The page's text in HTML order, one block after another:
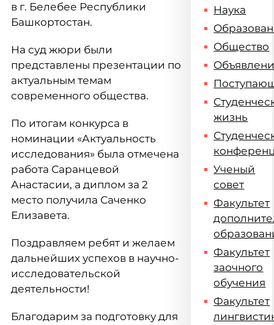
в г. Белебее Республики
Башкортостан.
На суд жюри были
представлены презентации по
актуальным темам
современного общества.
По итогам конкурса в
номинации «Актуальность
исследования» была отмечена
работа Саранцевой
Анастасии, а диплом за 2
место получила Саченко
Елизавета.
Поздравляем ребят и желаем
дальнейших успехов в научно-
исследовательской
деятельности!
Благодарим за подготовку для
Наука
Общество
жизнь
Ученый
совет
Факультет
Факультет
заочного
обучения
Факультет